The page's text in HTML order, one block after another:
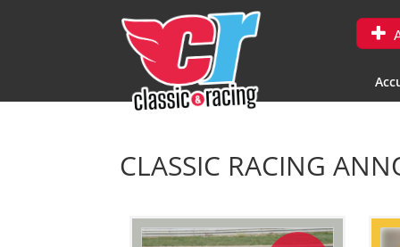
CLASSIC RACING